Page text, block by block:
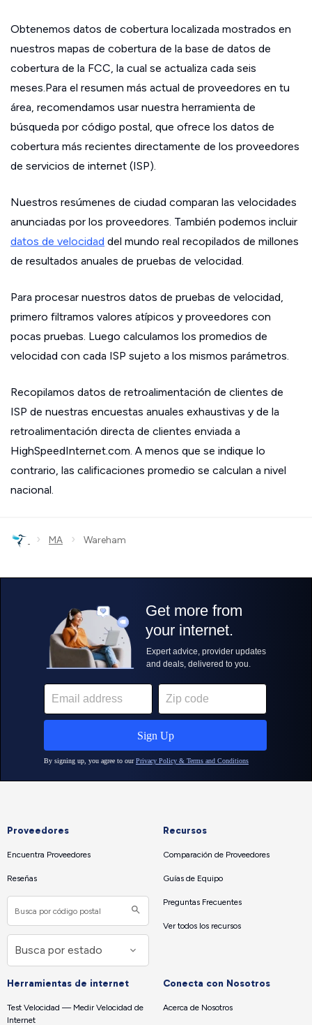
Obtenemos datos de cobertura localizada mostrados en
nuestros mapas de cobertura de la base de datos de
cobertura de la FCC, la cual se actualiza cada seis
meses.Para el resumen más actual de proveedores en tu
área, recomendamos usar nuestra herramienta de
búsqueda por código postal, que ofrece los datos de
cobertura más recientes directamente de los proveedores
de servicios de internet (ISP).
Nuestros resúmenes de ciudad comparan las velocidades
anunciadas por los proveedores. También podemos incluir
datos de velocidad del mundo real recopilados de millones
de resultados anuales de pruebas de velocidad.
Para procesar nuestros datos de pruebas de velocidad,
primero filtramos valores atípicos y proveedores con
pocas pruebas. Luego calculamos los promedios de
velocidad con cada ISP sujeto a los mismos parámetros.
Recopilamos datos de retroalimentación de clientes de
ISP de nuestras encuestas anuales exhaustivas y de la
retroalimentación directa de clientes enviada a
HighSpeedInternet.com. A menos que se indique lo
contrario, las calificaciones promedio se calculan a nivel
nacional.
› MA › Wareham
Proveedores
Encuentra Proveedores
Reseñas
Recursos
Comparación de Proveedores
Guías de Equipo
Preguntas Frecuentes
Ver todos los recursos
Herramientas de internet
Test Velocidad — Medir Velocidad de
Internet
Conecta con Nosotros
Acerca de Nosotros